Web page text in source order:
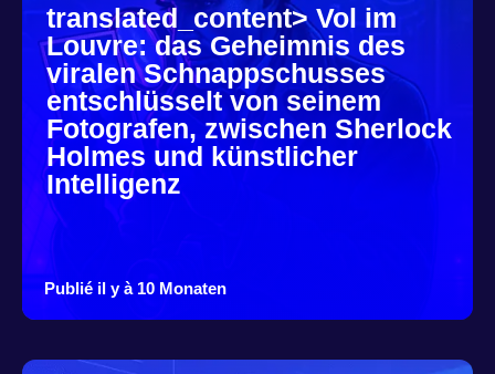
translated_content> Vol im
Louvre: das Geheimnis des
viralen Schnappschusses
entschlüsselt von seinem
Fotografen, zwischen Sherlock
Holmes und künstlicher
Intelligenz
Publié il y à 10 Monaten